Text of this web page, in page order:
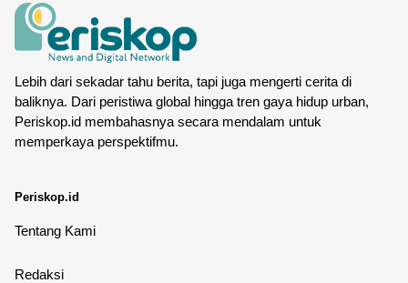
Lebih dari sekadar tahu berita, tapi juga mengerti cerita di
baliknya. Dari peristiwa global hingga tren gaya hidup urban,
Periskop.id membahasnya secara mendalam untuk
memperkaya perspektifmu.
Periskop.id
Tentang Kami
Redaksi